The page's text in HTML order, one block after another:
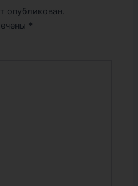
опубликован.
*